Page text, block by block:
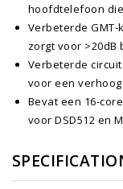
hoofdtelefoon
Verbeterde GMT-
zorgt voor
Verbeterde
voor een
Bevat een 16-
voor DSD512 en